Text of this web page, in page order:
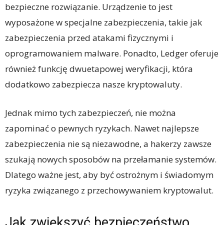
bezpieczne rozwiązanie. Urządzenie to jest
wyposażone w specjalne zabezpieczenia, takie jak
zabezpieczenia przed atakami fizycznymi i
oprogramowaniem malware. Ponadto, Ledger oferuje
również funkcję dwuetapowej weryfikacji, która
dodatkowo zabezpiecza nasze kryptowaluty.
Jednak mimo tych zabezpieczeń, nie można
zapominać o pewnych ryzykach. Nawet najlepsze
zabezpieczenia nie są niezawodne, a hakerzy zawsze
szukają nowych sposobów na przełamanie systemów.
Dlatego ważne jest, aby być ostrożnym i świadomym
ryzyka związanego z przechowywaniem kryptowalut.